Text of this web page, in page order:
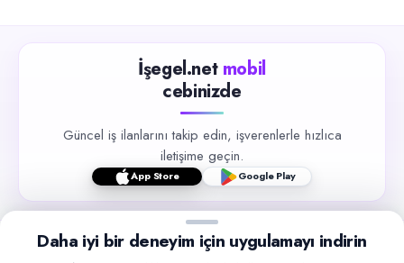
İşegel.net mobil
cebinizde
Güncel iş ilanlarını takip edin, işverenlerle hızlıca
iletişime geçin.
App Store Google Play
Daha iyi bir deneyim için uygulamayı indirin